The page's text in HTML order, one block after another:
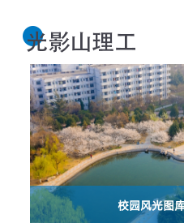
校园风光图库